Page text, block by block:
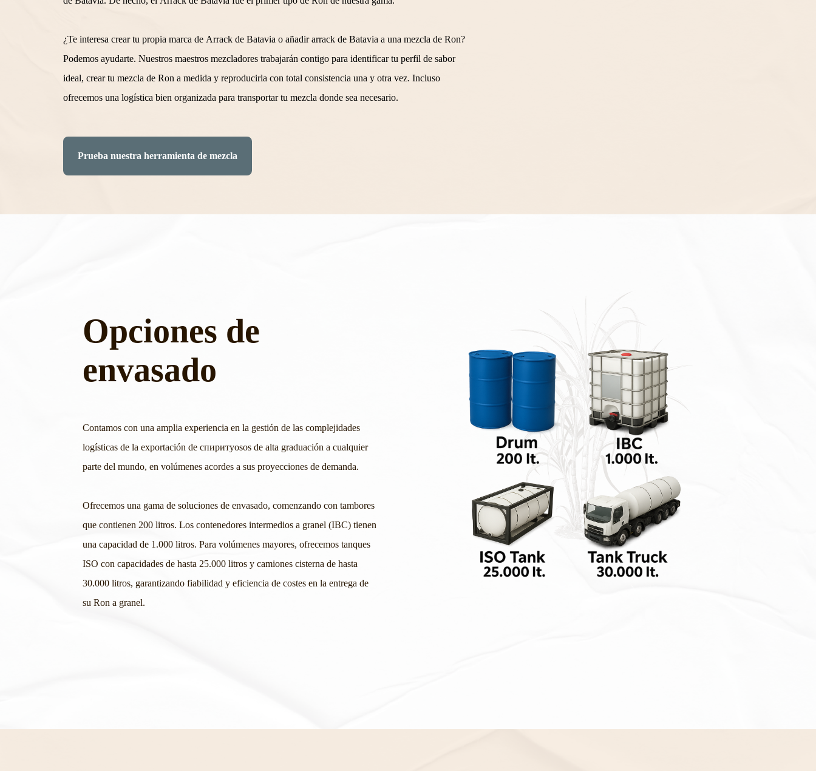
¿Te interesa crear tu propia marca de Arrack de Batavia o añadir arrack de Batavia a una mezcla de Ron?
Podemos ayudarte. Nuestros maestros mezcladores trabajarán contigo para identificar tu perfil de sabor
ideal, crear tu mezcla de Ron a medida y reproducirla con total consistencia una y otra vez. Incluso
ofrecemos una logística bien organizada para transportar tu mezcla donde sea necesario.
Prueba nuestra herramienta de mezcla
Opciones de
envasado
Contamos con una amplia experiencia en la gestión de las complejidades
logísticas de la exportación de спиритуosos de alta graduación a cualquier
parte del mundo, en volúmenes acordes a sus proyecciones de demanda.
Ofrecemos una gama de soluciones de envasado, comenzando con tambores
que contienen 200 litros. Los contenedores intermedios a granel (IBC) tienen
una capacidad de 1.000 litros. Para volúmenes mayores, ofrecemos tanques
ISO con capacidades de hasta 25.000 litros y camiones cisterna de hasta
30.000 litros, garantizando fiabilidad y eficiencia de costes en la entrega de
su Ron a granel.